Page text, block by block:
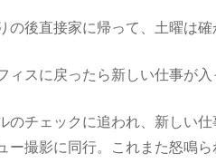
の後直接家に帰って、土曜は
ィスに戻ったら新しい仕事が
のチェックに追われ、新しい
ー撮影に同行。これまた怒鳴